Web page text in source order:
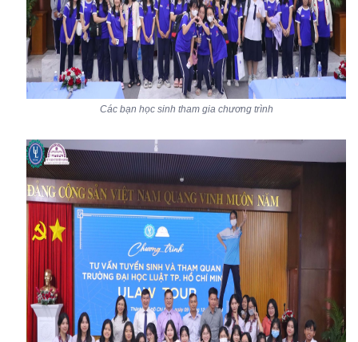
Các bạn học sinh tham gia chương trình